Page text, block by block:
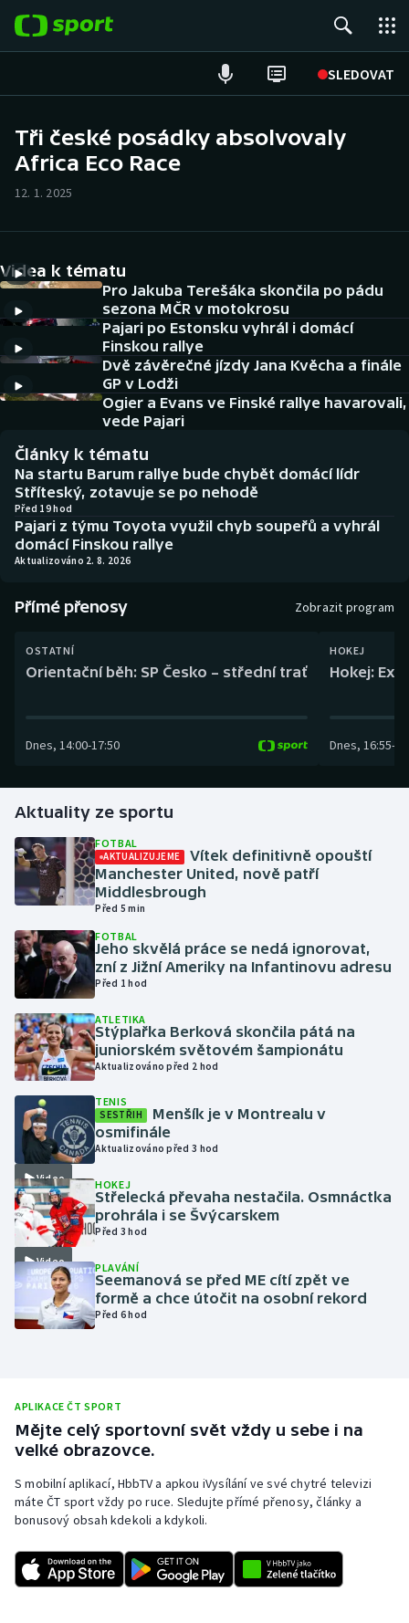
SLEDOVAT
Hokej
Cyklistika
DALŠÍ SPORTY
Americký fotbal
Baseball a softbal
Basketbal
Biatlon
Boby a skeleton
Box
Curling
Golf
Gymnastika
Házená
Jezdectví
Judo
Krasobruslení
Lezení
Lyže a snowboard
Moderní pětiboj
Motorsport
Olympijské hry
Parasport
Ragby
Rychlobruslení
Rychlostní kanoistika
Short track
NEPŘEHLÉDNĚTE
Historické návraty
Aplikace ČT sport
AZ kvíz
Tři české posádky absolvovaly
Africa Eco Race
12. 1. 2025
Videa k tématu
Pro Jakuba Terešáka skončila po pádu
sezona MČR v motokrosu
Pajari po Estonsku vyhrál i domácí
Finskou rallye
Dvě závěrečné jízdy Jana Kvěcha a finále
GP v Lodži
Ogier a Evans ve Finské rallye havarovali,
vede Pajari
Články k tématu
Na startu Barum rallye bude chybět domácí lídr
Stříteský, zotavuje se po nehodě
Před 19 hod
Pajari z týmu Toyota využil chyb soupeřů a vyhrál
domácí Finskou rallye
Aktualizováno 2. 8. 2026
Přímé přenosy Zobrazit program
OSTATNÍ
Orientační běh: SP Česko – střední trať
Dnes, 14:00-17:50
HOKEJ
Hokej:
Dnes, 16:55-
Aktuality ze sportu
FOTBAL
AKTUALIZUJEME
Vítek definitivně opouští
Manchester United, nově patří
Middlesbrough
Před 5 min
FOTBAL
Jeho skvělá práce se nedá ignorovat,
zní z Jižní Ameriky na Infantinovu adresu
Před 1 hod
ATLETIKA
Stýplařka Berková skončila pátá na
juniorském světovém šampionátu
Aktualizováno před 2 hod
Video
TENIS
SESTŘIH
Menšík je v Montrealu v
osmifinále
Aktualizováno před 3 hod
Video
HOKEJ
Střelecká převaha nestačila. Osmnáctka
prohrála i se Švýcarskem
Před 3 hod
PLAVÁNÍ
Seemanová se před ME cítí zpět ve
formě a chce útočit na osobní rekord
Před 6 hod
APLIKACE ČT SPORT
Mějte celý sportovní svět vždy u sebe i na
velké obrazovce.
S mobilní aplikací, HbbTV a apkou iVysílání ve své chytré televizi
máte ČT sport vždy po ruce. Sledujte přímé přenosy, články a
bonusový obsah kdekoli a kdykoli.